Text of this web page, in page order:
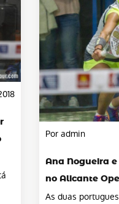
Por admin
Ana Nogueira
no Alicante
As duas